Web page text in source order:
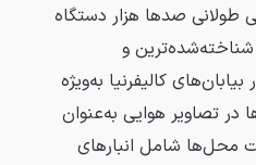
طولانی صدها هزار دستگاه
شناخته‌شده‌ترین و
کالیفرنیا به‌ویژه
در تصاویر هوایی به‌عنوان
محل‌ها شامل انبارهای